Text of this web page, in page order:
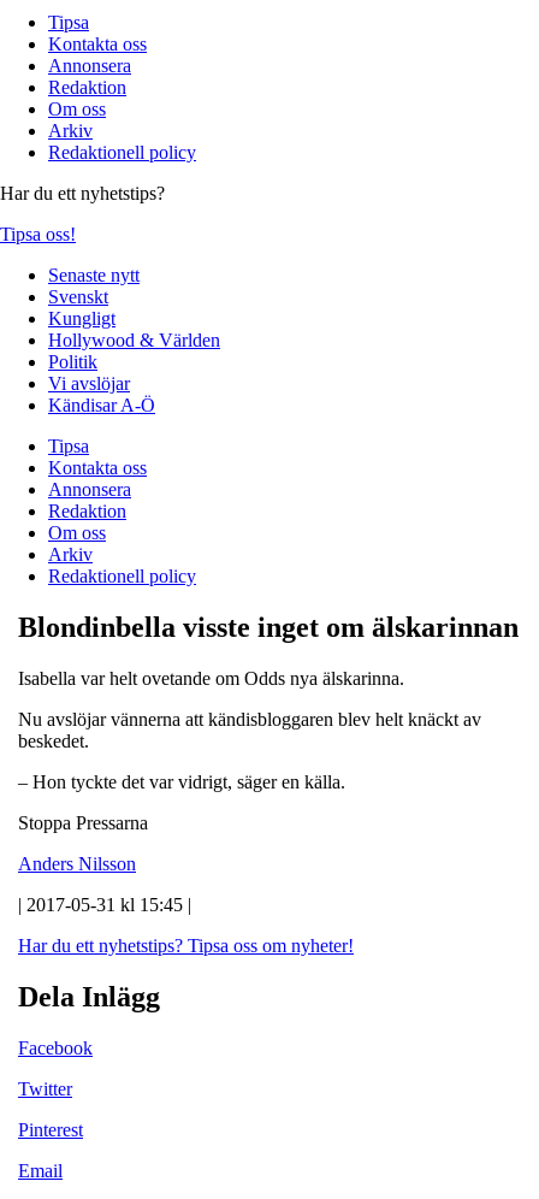
Tipsa
Kontakta oss
Annonsera
Redaktion
Om oss
Arkiv
Redaktionell policy
Har du ett nyhetstips?
Tipsa oss!
Senaste nytt
Svenskt
Kungligt
Hollywood & Världen
Politik
Vi avslöjar
Kändisar A-Ö
Tipsa
Kontakta oss
Annonsera
Redaktion
Om oss
Arkiv
Redaktionell policy
Blondinbella visste inget om älskarinnan
Isabella var helt ovetande om Odds nya älskarinna.
Nu avslöjar vännerna att kändisbloggaren blev helt knäckt av
beskedet.
– Hon tyckte det var vidrigt, säger en källa.
Stoppa Pressarna
Anders Nilsson
| 2017-05-31 kl 15:45 |
Har du ett nyhetstips? Tipsa oss om nyheter!
Dela Inlägg
Facebook
Twitter
Pinterest
Email